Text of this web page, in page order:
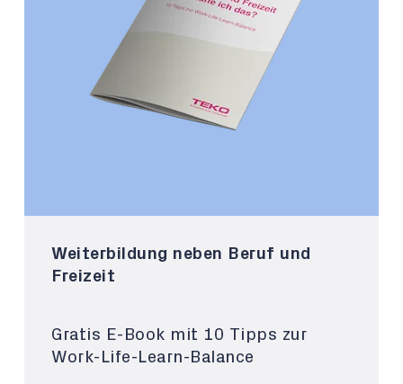
Weiterbildung neben Beruf und
Freizeit
Gratis E-Book mit 10 Tipps zur
Work-Life-Learn-Balance